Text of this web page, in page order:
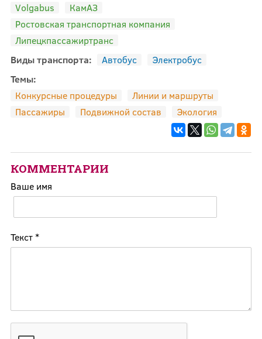
Volgabus
КамАЗ
Ростовская транспортная компания
Липецкпассажиртранс
Виды транспорта:
Автобус
Электробус
Темы:
Конкурсные процедуры
Линии и маршруты
Пассажиры
Подвижной состав Экология
КОММЕНТАРИИ
Ваше имя
Текст *